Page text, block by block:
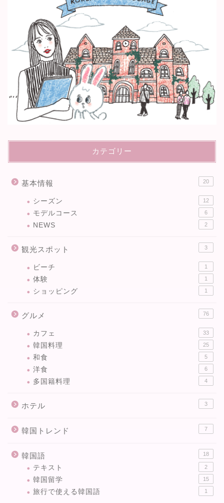
カテゴリー
基本情報 20
シーズン 12
モデルコース 6
NEWS 2
観光スポット 3
ビーチ 1
体験 1
ショッピング 1
グルメ 76
カフェ 33
韓国料理 25
和食 5
洋食 6
多国籍料理 4
ホテル 3
韓国トレンド 7
韓国語 18
テキスト 2
韓国留学 15
旅行で使える韓国語 1